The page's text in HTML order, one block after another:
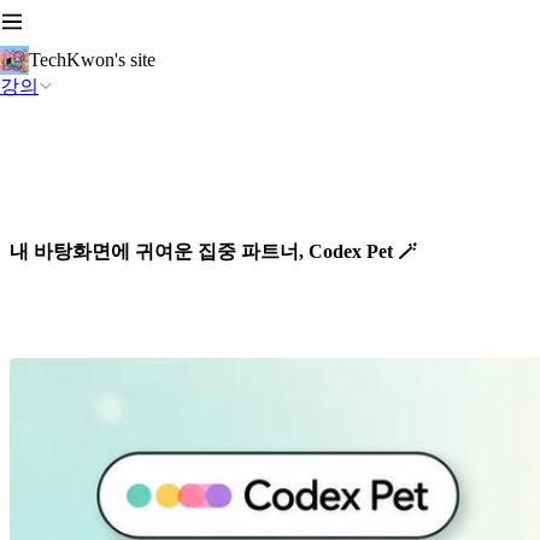
TechKwon's site
강의
내 바탕화면에 귀여운 집중 파트너, Codex Pet 🪄